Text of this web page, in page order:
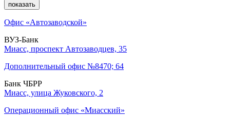
показать
Офис «Автозаводской»
ВУЗ-Банк
Миасс, проспект Автозаводцев, 35
Дополнительный офис №8470; 64
Банк ЧБРР
Миасс, улица Жуковского, 2
Операционный офис «Миасский»